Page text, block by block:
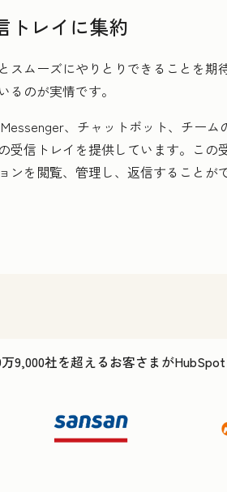
トレイに集約
スムーズにやりとりできることを
のが実情です。
、チャットボット、チー
受信トレイを提供しています。こ
を閲覧、管理し、返信することが
9,000社を超えるお客さまが